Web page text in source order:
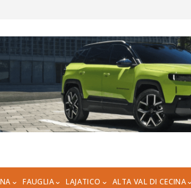
FAUGLIA LAJATICO ALTA VAL DI CECINA